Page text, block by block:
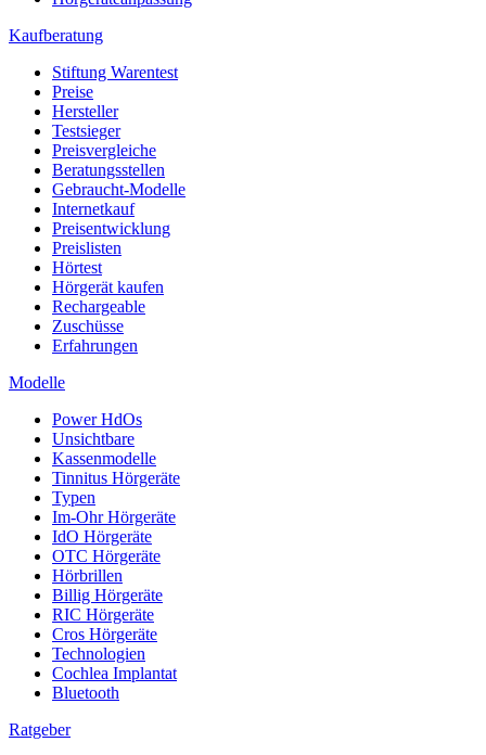
Kaufberatung
Stiftung Warentest
Preise
Hersteller
Testsieger
Preisvergleiche
Beratungsstellen
Gebraucht-Modelle
Internetkauf
Preisentwicklung
Preislisten
Hörtest
Hörgerät kaufen
Rechargeable
Zuschüsse
Erfahrungen
Modelle
Power HdOs
Unsichtbare
Kassenmodelle
Tinnitus Hörgeräte
Typen
Im-Ohr Hörgeräte
IdO Hörgeräte
OTC Hörgeräte
Hörbrillen
Billig Hörgeräte
RIC Hörgeräte
Cros Hörgeräte
Technologien
Cochlea Implantat
Bluetooth
Ratgeber